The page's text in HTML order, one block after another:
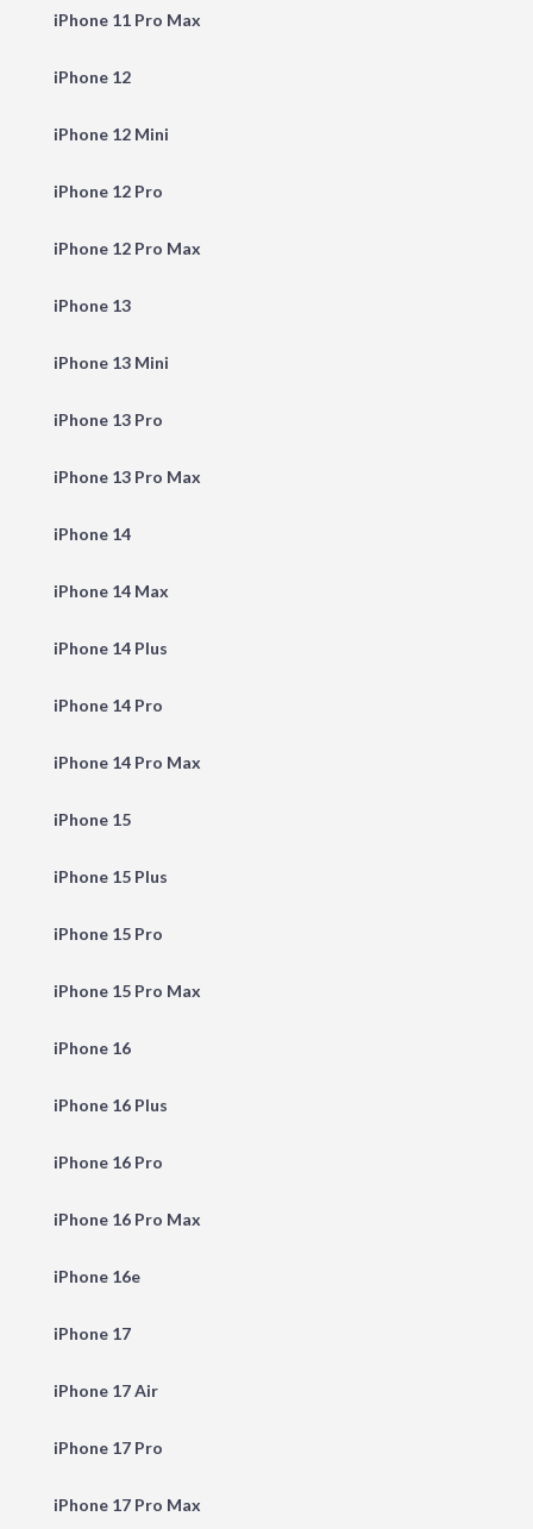
iPhone 11 Pro Max
iPhone 12
iPhone 12 Mini
iPhone 12 Pro
iPhone 12 Pro Max
iPhone 13
iPhone 13 Mini
iPhone 13 Pro
iPhone 13 Pro Max
iPhone 14
iPhone 14 Max
iPhone 14 Plus
iPhone 14 Pro
iPhone 14 Pro Max
iPhone 15
iPhone 15 Plus
iPhone 15 Pro
iPhone 15 Pro Max
iPhone 16
iPhone 16 Plus
iPhone 16 Pro
iPhone 16 Pro Max
iPhone 16e
iPhone 17
iPhone 17 Air
iPhone 17 Pro
iPhone 17 Pro Max